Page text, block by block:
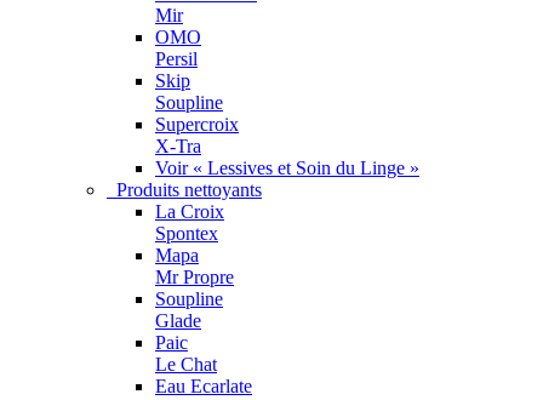
Mir
OMO
Persil
Skip
Soupline
Supercroix
X-Tra
Voir « Lessives et Soin du Linge »
Produits nettoyants
La Croix
Spontex
Mapa
Mr Propre
Soupline
Glade
Paic
Le Chat
Eau Ecarlate